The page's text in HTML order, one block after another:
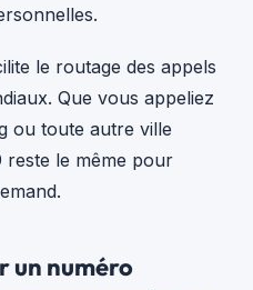
le routage des appels
Que vous appeliez
ou toute autre ville
reste le même pour
un numéro